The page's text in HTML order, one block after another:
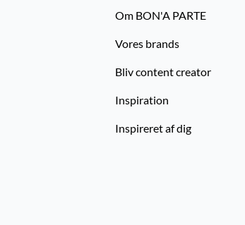
Om BON'A PARTE
Vores brands
Bliv content creator
Inspiration
Inspireret af dig